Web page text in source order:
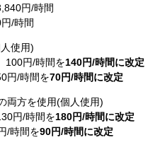
/時間
/時間
使用)
時間を140円/時間に改定
/時間を70円/時間に改定
両方を使用(個人使用)
間を180円/時間に改定
間を90円/時間に改定